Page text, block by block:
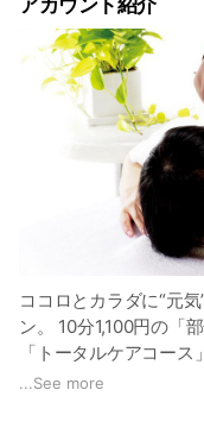
ココロとカラダに“元
ン。 10分1,100円の「
「トータルケアコー
格。 時間の長短に関
...See more